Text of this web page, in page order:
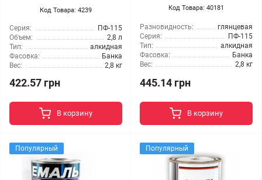
Код Товара: 4239
Серия:
ПФ-115
Объем:
2,8 л
Тип:
алкидная
Фасовка:
Банка
Вес:
2,8 кг
422.57 грн
В корзину
Код Товара: 40181
Разновидность:
глянцевая
Серия:
ПФ-115
Тип:
алкидная
Фасовка:
Банка
Вес:
2,8 кг
445.14 грн
В корзину
Популярный Популярный